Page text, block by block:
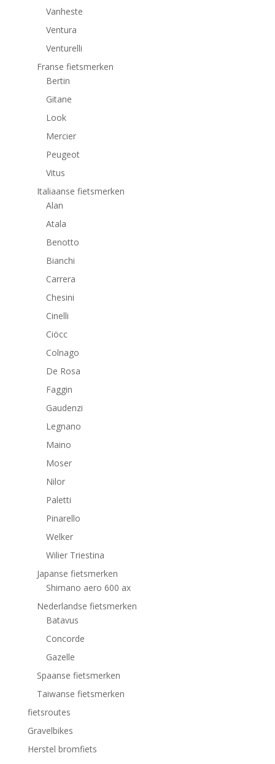
Vanheste
Ventura
Venturelli
Franse fietsmerken
Bertin
Gitane
Look
Mercier
Peugeot
Vitus
Italiaanse fietsmerken
Alan
Atala
Benotto
Bianchi
Carrera
Chesini
Cinelli
Ciöcc
Colnago
De Rosa
Faggin
Gaudenzi
Legnano
Maino
Moser
Nilor
Paletti
Pinarello
Welker
Wilier Triestina
Japanse fietsmerken
Shimano aero 600 ax
Nederlandse fietsmerken
Batavus
Concorde
Gazelle
Spaanse fietsmerken
Taiwanse fietsmerken
fietsroutes
Gravelbikes
Herstel bromfiets